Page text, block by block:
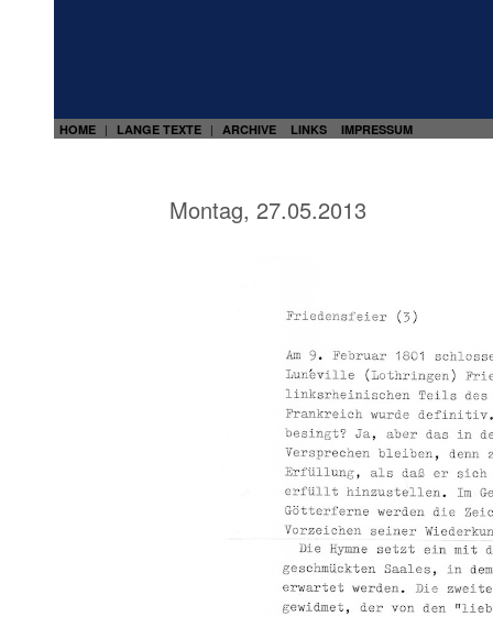
HOME | LANGE TEXTE | ARCHIVE LINKS IMPRESSUM
Montag, 27.05.2013